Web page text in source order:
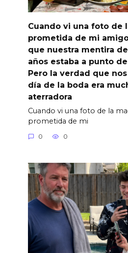
Cuando vi una foto de
prometida de mi
que nuestra mentira
años estaba a punto
Pero la verdad que
día de la boda era
aterradora
Cuando vi una foto de la
prometida de mi
0 0